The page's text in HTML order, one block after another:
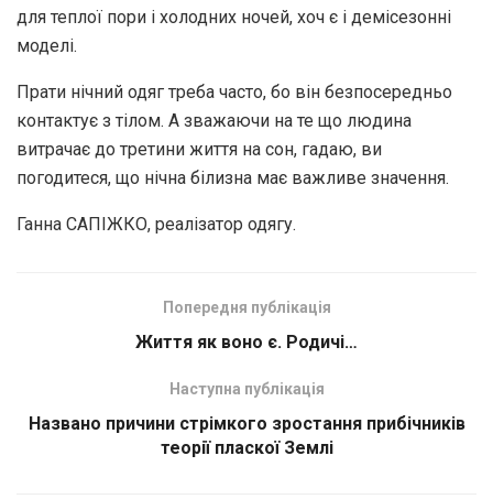
для теплої пори і холодних ночей, хоч є і демісезонні
моделі.
Прати нічний одяг треба часто, бо він безпосередньо
контактує з тілом. А зважаючи на те що людина
витрачає до третини життя на сон, гадаю, ви
погодитеся, що нічна білизна має важливе значення.
Ганна САПІЖКО, реалізатор одягу.
Попередня публікація
Життя як воно є. Родичі…
Наступна публікація
Названо причини стрімкого зростання прибічників
теорії пласкої Землі